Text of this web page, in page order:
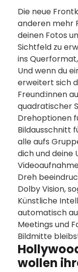
Die neue
anderen mehr
deinen Fotos
Sichtfeld zu
ins
Und wenn du
erweitert sich
Freund:innen
quadratischer
Drehoptionen
Bildausschnitt
alle aufs
dich und deine
Dreh
Dolby Vision,
Künstliche
automatisch
Meetings und
Bildmitte
wollen